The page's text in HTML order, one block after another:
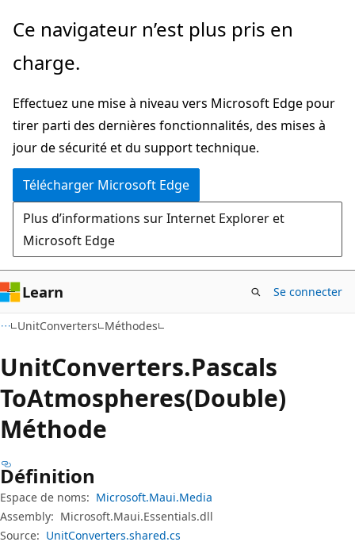
Passer
directement
au
principal
Passer
la
dans
la
page
Ce navigateur n’est plus pris en
charge.
Effectuez une mise à niveau vers Microsoft Edge pour
tirer parti des dernières fonctionnalités, des mises à
jour de sécurité et du support technique.
Télécharger Microsoft Edge
Plus d’informations sur Internet Explorer et
Microsoft Edge
Learn Se connecter
UnitConverters Méthodes
UnitConverters.Pascals
ToAtmospheres(Double)
Méthode
Définition
Espace de noms: Microsoft.Maui.Media
Assembly: Microsoft.Maui.Essentials.dll
Source: UnitConverters.shared.cs